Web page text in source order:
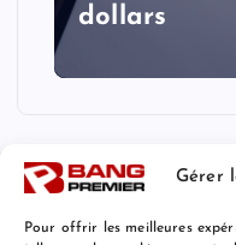
Gérer
Pour offrir les meilleures
dollars